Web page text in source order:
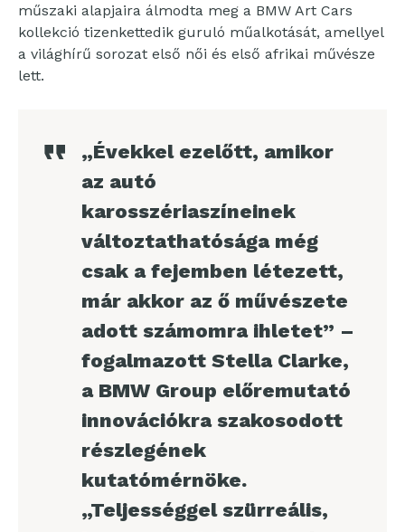
műszaki alapjaira álmodta meg a BMW Art Cars
kollekció tizenkettedik guruló műalkotását, amellyel
a világhírű sorozat első női és első afrikai művésze
lett.
„Évekkel ezelőtt, amikor
az autó
karosszériaszíneinek
változtathatósága még
csak a fejemben létezett,
már akkor az ő művészete
adott számomra ihletet” –
fogalmazott Stella Clarke,
a BMW Group előremutató
innovációkra szakosodott
részlegének
kutatómérnöke.
„Teljességgel szürreális,